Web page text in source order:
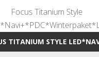
TITANIUM STYLE